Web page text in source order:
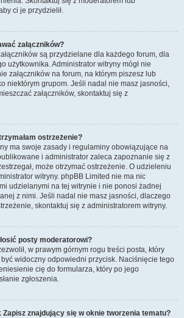
ci je przydzielił.
załączników?
są przydzielane dla każdego forum, dla
użytkownika. Administrator witryny mógł nie
załączników na forum, na którym piszesz lub
niektórym grupom. Jeśli nadal nie masz jasności,
załączników, skontaktuj się z
ostrzeżenie?
ma swoje zasady i regulaminy obowiązujące na
i administrator zaleca zapoznanie się z
może otrzymać ostrzeżenie. O udzieleniu
witryny. phpBB Limited nie ma nic
udzielanymi na tej witrynie i nie ponosi żadnej
z nimi. Jeśli nadal nie masz jasności, dlaczego
skontaktuj się z administratorem witryny.
posty moderatorowi?
w prawym górnym rogu treści posta, który
widoczny odpowiedni przycisk. Naciśnięcie tego
cię do formularza, który po jego
zgłoszenia.
Zapisz znajdujący się w oknie tworzenia tematu?